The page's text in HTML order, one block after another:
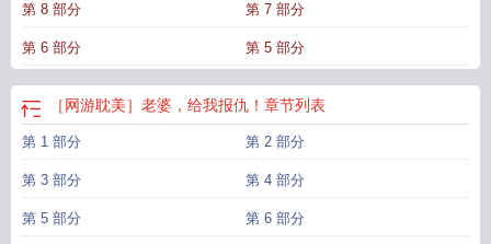
第 8 部分 第 7 部分
第 6 部分 第 5 部分
［网游耽美］老婆，给我报仇！ 章节列表
第 1 部分 第 2 部分
第 3 部分 第 4 部分
第 5 部分 第 6 部分